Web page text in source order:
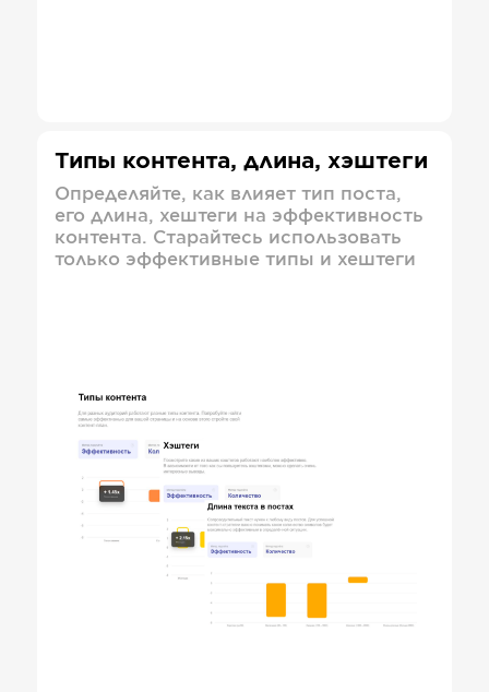
Типы контента, длина, хэштеги
Определяйте, как влияет тип поста,
его длина, хештеги на эффективность
контента. Старайтесь использовать
только эффективные типы и хештеги